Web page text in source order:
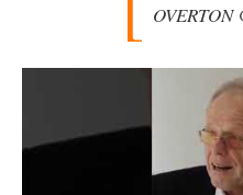
vor 1 Stunde zu:
ch fühle mich als Opfer einer
Yossarianvor 3 Stunden zu:
Statt Dunkelflaute eher Hitze-
Kühlwassermangel für Atomkraft
OVERTON